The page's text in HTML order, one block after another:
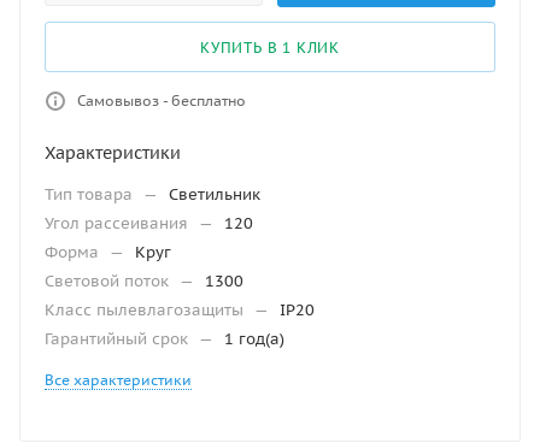
КУПИТЬ В 1 КЛИК
Самовывоз - бесплатно
Характеристики
Тип товара —
Светильник
Угол рассеивания
—
120
Форма
—
Круг
Световой поток —
1300
Класс пылевлагозащиты
—
IP20
Гарантийный срок — 1 год(а)
Все характеристики